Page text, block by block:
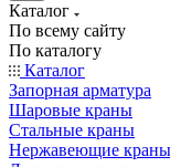
Каталог
По всему сайту
По каталогу
Каталог
Запорная арматура
Шаровые краны
Стальные краны
Нержавеющие краны